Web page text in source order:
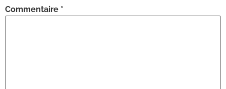
Commentaire *